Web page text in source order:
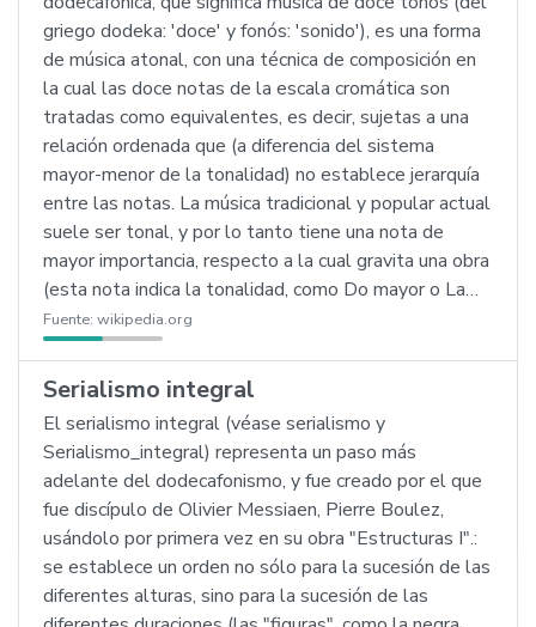
griego dodeka: 'doce' y fonós: 'sonido'), es una forma
de música atonal, con una técnica de composición en
la cual las doce notas de la escala cromática son
tratadas como equivalentes, es decir, sujetas a una
relación ordenada que (a diferencia del sistema
mayor-menor de la tonalidad) no establece jerarquía
entre las notas. La música tradicional y popular actual
suele ser tonal, y por lo tanto tiene una nota de
mayor importancia, respecto a la cual gravita una obra
(esta nota indica la tonalidad, como Do mayor o La…
Fuente: wikipedia.org
Serialismo integral
El serialismo integral (véase serialismo y
Serialismo_integral) representa un paso más
adelante del dodecafonismo, y fue creado por el que
fue discípulo de Olivier Messiaen, Pierre Boulez,
usándolo por primera vez en su obra "Estructuras I".:
se establece un orden no sólo para la sucesión de las
diferentes alturas, sino para la sucesión de las